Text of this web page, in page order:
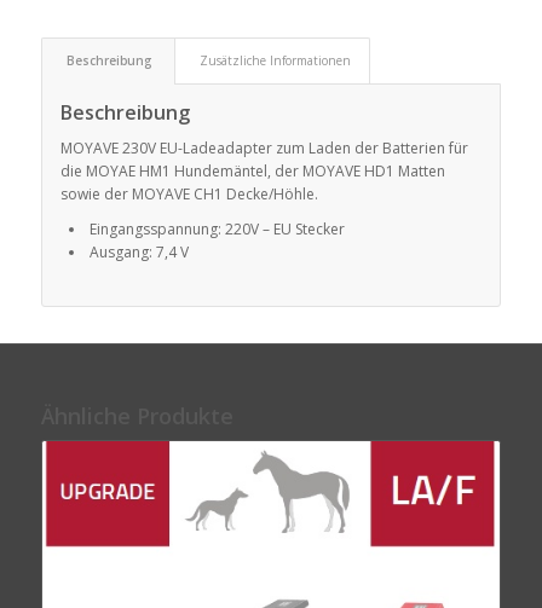
Beschreibung Zusätzliche Informationen
Beschreibung
MOYAVE 230V EU-Ladeadapter zum Laden der Batterien für
die MOYAE HM1 Hundemäntel, der MOYAVE HD1 Matten
sowie der MOYAVE CH1 Decke/Höhle.
Eingangsspannung: 220V – EU Stecker
Ausgang: 7,4 V